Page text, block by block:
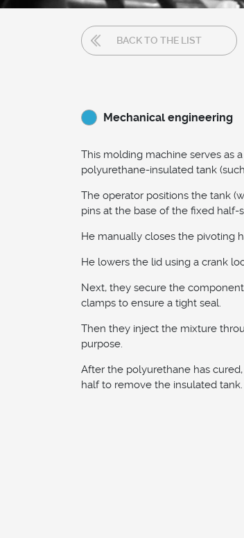
BACK TO THE LIST
Mechanical engineering
This molding machine serves as
polyurethane-insulated tank
The operator positions the tank
pins at the base of the fixed half-
He manually closes the pivoting
He lowers the lid using a crank
Next, they secure the
clamps to ensure a tight seal.
Then they inject the mixture
purpose.
After the polyurethane has
half to remove the insulated tank.